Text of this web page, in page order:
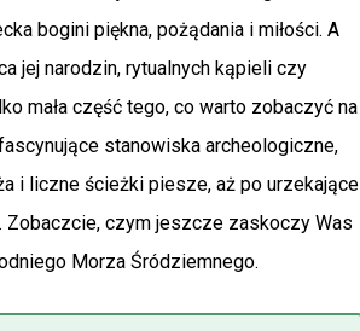
bogini piękna, pożądania i miłości. A
jej narodzin, rytualnych kąpieli czy
mała część tego, co warto zobaczyć na
stanowiska archeologiczne,
i liczne ścieżki piesze, aż po urzekające
Zobaczcie, czym jeszcze zaskoczy Was
Morza Śródziemnego.